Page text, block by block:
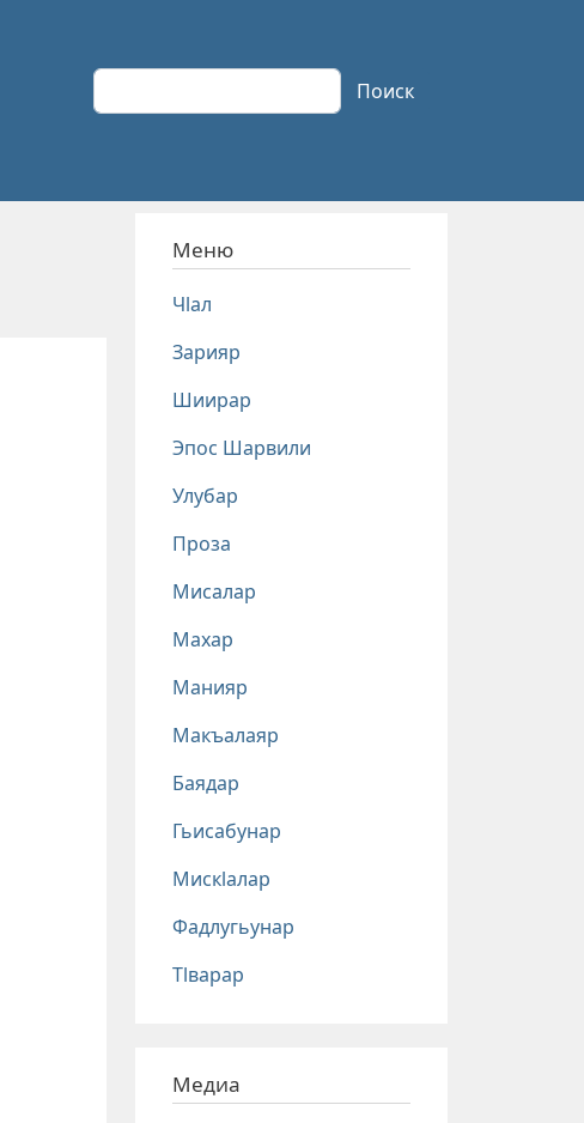
Поиск Поиск
Меню
Чlал
Зарияр
Шиирар
Эпос Шарвили
Улубар
Проза
Мисалар
Махар
Манияр
Макъалаяр
Баядар
Гьисабунар
Мискlалар
Фадлугьунар
Тlварар
Медиа